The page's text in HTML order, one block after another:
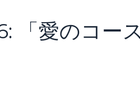
「愛のコー